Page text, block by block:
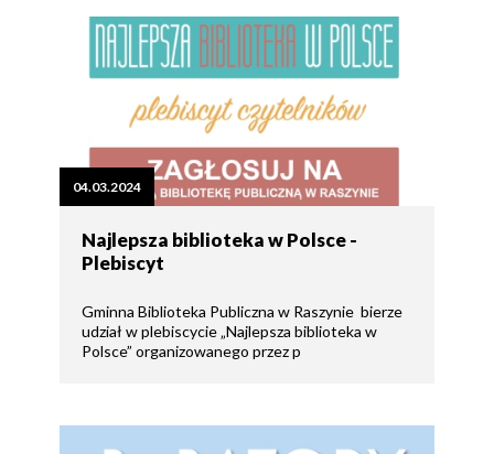
04.03.2024
Najlepsza biblioteka w Polsce -
Plebiscyt
Gminna Biblioteka Publiczna w Raszynie bierze
udział w plebiscycie „Najlepsza biblioteka w
Polsce” organizowanego przez p